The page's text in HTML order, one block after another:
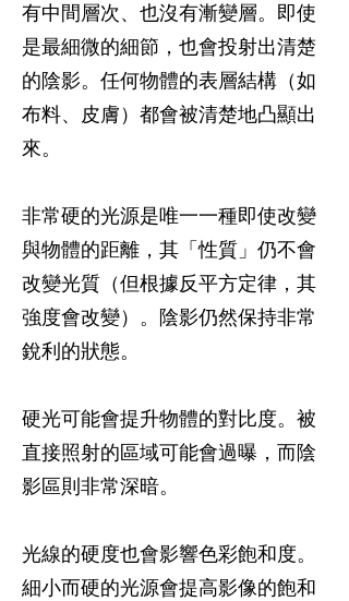
有中間層次、也沒有漸變層。即使
是最細微的細節，也會投射出清楚
的陰影。任何物體的表層結構（如
布料、皮膚）都會被清楚地凸顯出
來。
非常硬的光源是唯一一種即使改變
與物體的距離，其「性質」仍不會
改變光質（但根據反平方定律，其
強度會改變）。陰影仍然保持非常
銳利的狀態。
硬光可能會提升物體的對比度。被
直接照射的區域可能會過曝，而陰
影區則非常深暗。
光線的硬度也會影響色彩飽和度。
細小而硬的光源會提高影像的飽和